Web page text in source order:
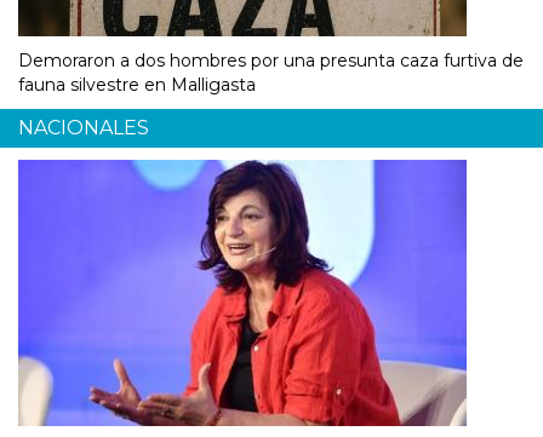
Demoraron a dos hombres por una presunta caza furtiva de
fauna silvestre en Malligasta
NACIONALES